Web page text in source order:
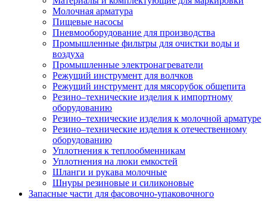
Молочная арматура
Пищевые насосы
Пневмооборудование для производства
Промышленные фильтры для очистки воды и
воздуха
Промышленные электронагреватели
Режущий инструмент для волчков
Режущий инструмент для мясорубок общепита
Резино–технические изделия к импортному
оборудованию
Резино–технические изделия к молочной арматуре
Резино–технические изделия к отечественному
оборудованию
Уплотнения к теплообменникам
Уплотнения на люки емкостей
Шланги и рукава молочные
Шнуры резиновые и силиконовые
Запасные части для фасовочно-упаковочного